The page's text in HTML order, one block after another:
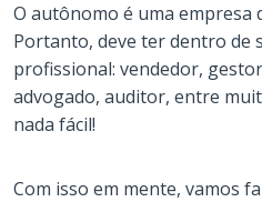
O autônomo é uma empresa
Portanto, deve ter dentro de
profissional: vendedor,
advogado, auditor, entre
nada fácil!
Com isso em mente, vamos